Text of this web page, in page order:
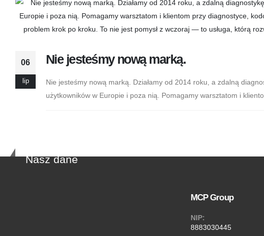
06
lip
Nie jesteśmy nową marką.
Nie jesteśmy nową marką. Działamy od 2014 roku, a zdalną
użytkowników w Europie i poza nią. Pomagamy warsztatom i
Nasz dane
MCP Group
NIP:
8883030445